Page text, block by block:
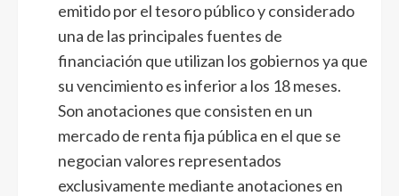
emitido por el tesoro público y considerado
una de las principales fuentes de
financiación que utilizan los gobiernos ya que
su vencimiento es inferior a los 18 meses.
Son anotaciones que consisten en un
mercado de renta fija pública en el que se
negocian valores representados
exclusivamente mediante anotaciones en